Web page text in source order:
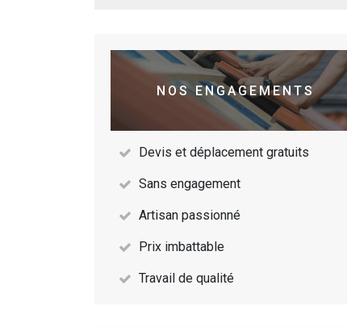
NOS ENGAGEMENTS
Devis et déplacement gratuits
Sans engagement
Artisan passionné
Prix imbattable
Travail de qualité